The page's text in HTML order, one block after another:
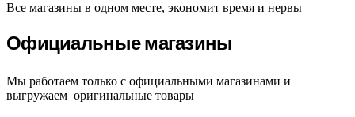
Все магазины в одном месте, экономит время и нервы
Официальные магазины
Мы работаем только с официальными магазинами и
выгружаем оригинальные товары